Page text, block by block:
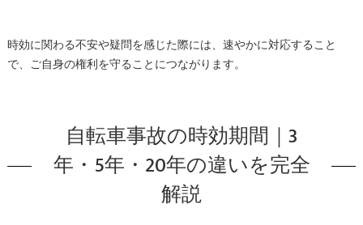
時効に関わる不安や疑問を感じた際には、速やかに対応すること
で、ご自身の権利を守ることにつながります。
自転車事故の時効期間｜3
年・5年・20年の違いを完全
解説